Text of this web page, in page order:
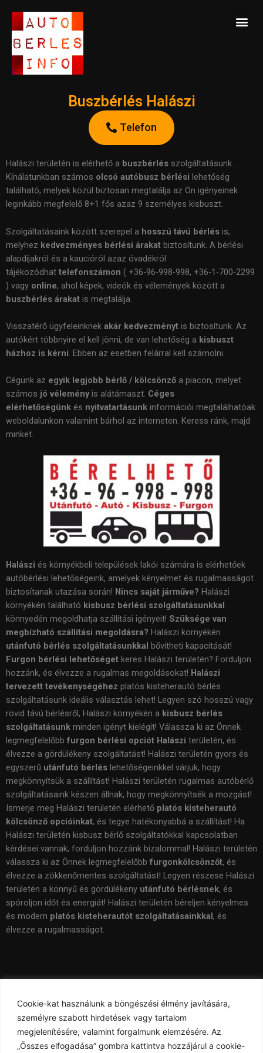
Cookie-kat használunk a böngészési élmény javítására,
személyre szabott hirdetések vagy tartalom
megjelenítésére, valamint forgalmunk elemzésére. Az
„Összes elfogadása” gombra kattintva hozzájárul a cookie-
content
Buszbérlés Halászi
Telefon
Halászi területén is elérhető a buszbérlés szolgáltatásunk.
Kínálatunkban számos olcsó autóbusz bérlési lehetőség
található, melyek közül biztosan megtalálja az Ön igényeinek
leginkább megfelelő 8+1 fős azaz 9 személyes kisbuszt.
Szolgáltatásaink között szerepel a hosszú távú bérlés is,
melyhez kedvezményes bérlési árakat biztosítunk. A bérlési
alapdíjakról és a kaucióról azaz óvadékról
tájékozódhat telefonszámon ( +36-96-998-998, +36-1-700-2299
) vagy online, ahol képek, videók és vélemények között a
buszbérlés árakat is megtalálja.
Visszatérő ügyfeleinknek akár kedvezményt is biztosítunk. Az
autókért többnyire el kell jönni, de van lehetőség a kisbuszt
házhoz is kérni. Ebben az esetben felárral kell számolni.
Cégünk az egyik legjobb bérlő / kölcsönző a piacon, melyet
számos jó véleményis alátámaszt. Céges
elérhetőségünk és nyitvatartásunk információi megtalálhatóak
weboldalunkon valamint bárhol az interneten. Keress ránk, majd
minket.
Halászi és környékbeli települések lakói számára is elérhetőek
autóbérlési lehetőségeink, amelyek kényelmet és rugalmasságot
biztosítanak utazása során! Nincs saját járműve? Halászi
környékén található kisbusz bérlési szolgáltatásunkkal
könnyedén megoldhatja szállítási igényeit! Szüksége van
megbízható szállítási megoldásra? Halászi környékén
utánfutó bérlés szolgáltatásunkkal bővítheti kapacitását!
Furgon bérlési lehetőséget keres Halászi területén? Forduljon
hozzánk, és élvezze a rugalmas megoldásokat! Halászi
tervezett tevékenységéhez platós kisteherautó bérlés
szolgáltatásunk ideális választás lehet! Legyen szó hosszú vagy
rövid távú bérlésről, Halászi környékén a kisbusz bérlés
szolgáltatásunk minden igényt kielégít! Válassza ki az Önnek
legmegfelelőbb furgon bérlési opciót Halászi területén, és
élvezze a gördülékeny szolgáltatást! Halászi területén gyors és
egyszerű utánfutó bérlés lehetőségeinkkel várjuk, hogy
megkönnyítsük a szállítást! Halászi területén rugalmas autóbérlő
szolgáltatásaink készen állnak, hogy megkönnyítsék a mozgást!
Ismerje meg Halászi területén elérhető platós kisteherautó
kölcsönző opcióinkat, és tegye hatékonyabbá a szállítást! Ha
Halászi területén kisbusz bérlő szolgáltatókkal kapcsolatban
kérdései vannak, forduljon hozzánk bizalommal! Halászi területén
válassza ki az Önnek legmegfelelőbb furgonkölcsönzőt, és
élvezze a zökkenőmentes szolgáltatást! Legyen részese Halászi
területén a könnyű és gördülékeny utánfutó bérlésnek, és
spóroljon időt és energiát! Halászi területén béreljen kényelmes
és modern platós kisteherautót szolgáltatásainkkal, és
élvezze a rugalmasságot.
Tartalomjegyzék